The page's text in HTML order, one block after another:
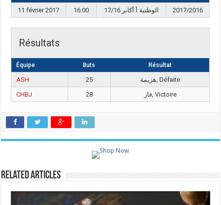
11 février 2017 16:00 17/16 الوطنية أ أكابر 2017/2016
Résultats
Équipe Buts Résultat
ASH 25
هزيمة, Défaite
CHBJ
28 فاز, Victoire
Related Articles